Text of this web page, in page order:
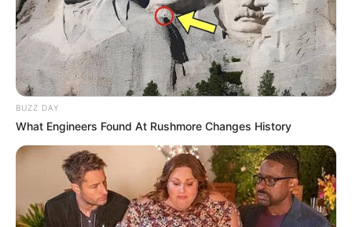
BUZZ DAY
What Engineers Found At Rushmore Changes History